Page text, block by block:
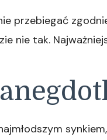
przebiegać
nie tak.